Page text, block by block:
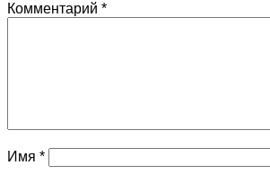
Комментарий *
Имя *